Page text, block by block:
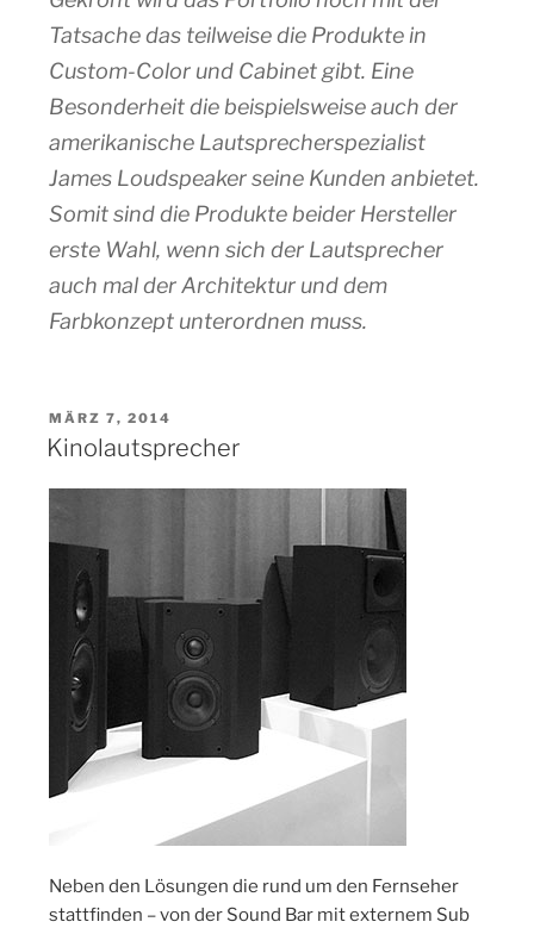
Tatsache das teilweise die Produkte in
Custom-Color und Cabinet gibt. Eine
Besonderheit die beispielsweise auch der
amerikanische Lautsprecherspezialist
James Loudspeaker seine Kunden anbietet.
Somit sind die Produkte beider Hersteller
erste Wahl, wenn sich der Lautsprecher
auch mal der Architektur und dem
Farbkonzept unterordnen muss.
VERÖFFENTLICHT
AM
MÄRZ 7, 2014
Kinolautsprecher
Neben den Lösungen die rund um den Fernseher
stattfinden – von der Sound Bar mit externem Sub